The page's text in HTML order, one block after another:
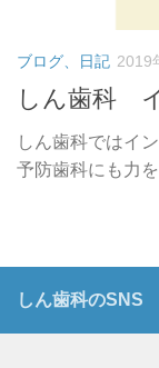
ブログ、日記 2019
しん歯科
しん歯科ではイ
予防歯科にも力
しん歯科のSNS